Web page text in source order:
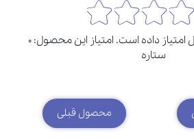
0 کاربر به این محصول امتیاز داده است. امتیاز این محصول: 0
ستاره
محصول قبلی